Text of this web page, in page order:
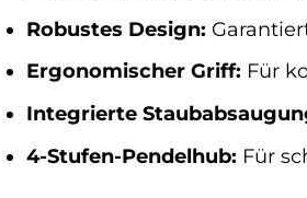
Robustes Design:
Ergonomischer Griff: Für
Integrierte
4-Stufen-Pendelhub: Für